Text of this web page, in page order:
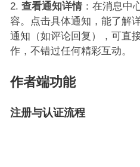
查看通知详情：在消息中
容。点击具体通知，能了解
通知（如评论回复），可直
作，不错过任何精彩互动。
作者端功能
注册与认证流程